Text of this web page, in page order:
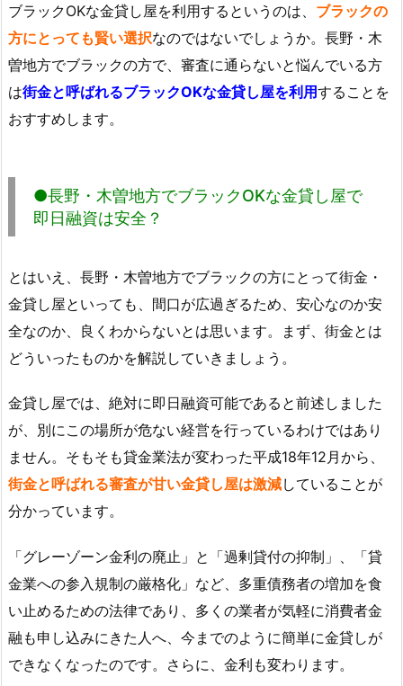
ブラックOKな金貸し屋を利用するというのは、 ブラックの
方にとっても賢い選択なのではないでしょうか。長野・木
曽地方でブラックの方で、審査に通らないと悩んでいる方
は街金と呼ばれるブラックOKな金貸し屋を利用することを
おすすめします。
●長野・木曽地方でブラックOKな金貸し屋で
即日融資は安全？
とはいえ、長野・木曽地方でブラックの方にとって街金・
金貸し屋といっても、間口が広過ぎるため、安心なのか安
全なのか、良くわからないとは思います。まず、街金とは
どういったものかを解説していきましょう。
金貸し屋では、絶対に即日融資可能であると前述しました
が、別にこの場所が危ない経営を行っているわけではあり
ません。そもそも貸金業法が変わった平成18年12月から、
街金と呼ばれる審査が甘い金貸し屋は激減していることが
分かっています。
「グレーゾーン金利の廃止」と「過剰貸付の抑制」、「貸
金業への参入規制の厳格化」など、多重債務者の増加を食
い止めるための法律であり、多くの業者が気軽に消費者金
融も申し込みにきた人へ、今までのように簡単に金貸しが
できなくなったのです。さらに、金利も変わります。